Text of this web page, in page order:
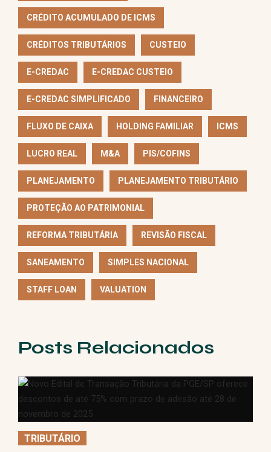
CRÉDITO ACUMULADO DE ICMS
CRÉDITOS TRIBUTÁRIOS CUSTEIO
E-CREDAC E-CREDAC CUSTEIO
E-CREDAC SIMPLIFICADO FINANCEIRO
FLUXO DE CAIXA HOLDING FAMILIAR ICMS
LUCRO REAL M&A PIS/COFINS
PLANEJAMENTO PLANEJAMENTO TRIBUTÁRIO
PROTEÇÃO AO PATRIMONIAL
REFORMA TRIBUTÁRIA REVISÃO FISCAL
SANEAMENTO SIMPLES NACIONAL
STAFF LOAN VALUATION
Posts Relacionados
TRIBUTÁRIO